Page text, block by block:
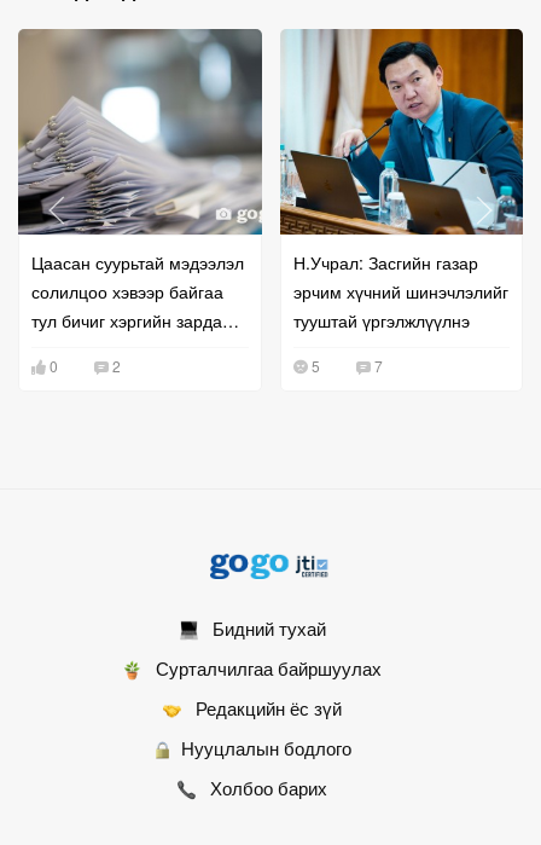
Цаасан суурьтай мэдээлэл
солилцоо хэвээр байгаа
тул бичиг хэргийн зардал
0 2
Н.Учрал: Засгийн газар
эрчим хүчний шинэчлэлийг
тууштай үргэлжлүүлнэ
5 7
Бидний тухай
Сурталчилгаа байршуулах
Редакцийн ёс зүй
Нууцлалын бодлого
Холбоо барих